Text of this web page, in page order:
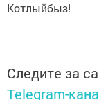
Котлыйбыз!
Следите за
Telegram-